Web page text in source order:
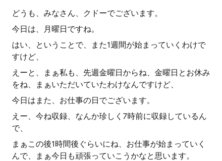
どうも、みなさん、クドーでございます。
今日は、月曜日ですね。
はい、ということで、また1週間が始まっていくわけで
すけど、
えーと、まぁ私も、先週金曜日からね、金曜日とお休み
をね、まぁいただいていたわけなんですけど、
今日はまた、お仕事の日でございます。
えー、今ね収録、なんか珍しく7時前に収録しているん
で、
まぁこの後1時間後ぐらいにね、お仕事が始まっていく
んで、まぁ今日も頑張っていこうかなと思います。